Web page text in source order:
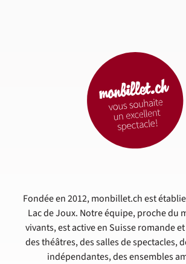
Fondée en 2012, monbillet.ch est
Lac de Joux. Notre équipe, proche du
vivants, est active en Suisse romande
des théâtres, des salles de spectacles,
indépendantes, des ensembles